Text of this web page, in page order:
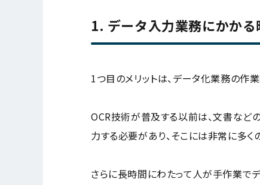
1. データ入力業務にかか
1つ目のメリットは、データ化業務の作
OCR技術が普及する以前は、文書など
力する必要があり、そこには非常に多く
さらに長時間にわたって人が手作業で